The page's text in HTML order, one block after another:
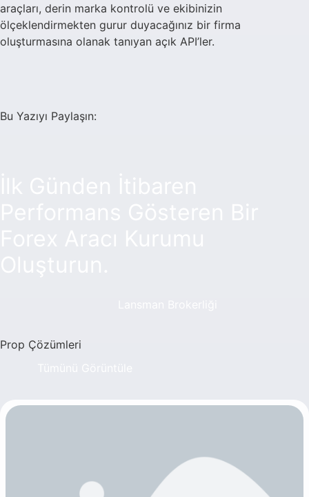
araçları, derin marka kontrolü ve ekibinizin
ölçeklendirmekten gurur duyacağınız bir firma
oluşturmasına olanak tanıyan açık API’ler.
Bu Yazıyı Paylaşın:
Prop Çözümleri